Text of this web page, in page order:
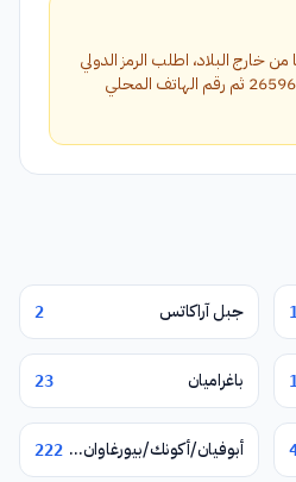
من خارج البلاد، اطلب الرمز الدولي
+374 متبوعاً برمز المدينة 26596 ثم رقم الهاتف المحلي
1 جبل آراكاتس 2
باغراميان 23
أبوفيان/أكونك/بيورغاوان/نور غيوغ/فيرين بتغني 222